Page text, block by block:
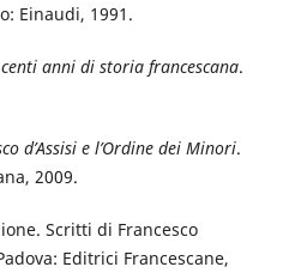
Einaudi, 1991.
anni di storia francescana.
d’Assisi e l’Ordine dei Minori.
2009.
Scritti di Francesco
Editrici Francescane,